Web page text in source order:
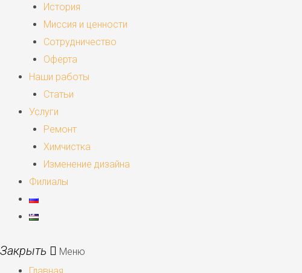
История
Миссия и ценности
Сотрудничество
Оферта
Наши работы
Статьи
Услуги
Ремонт
Химчистка
Изменение дизайна
Филиалы
Меню
Главная